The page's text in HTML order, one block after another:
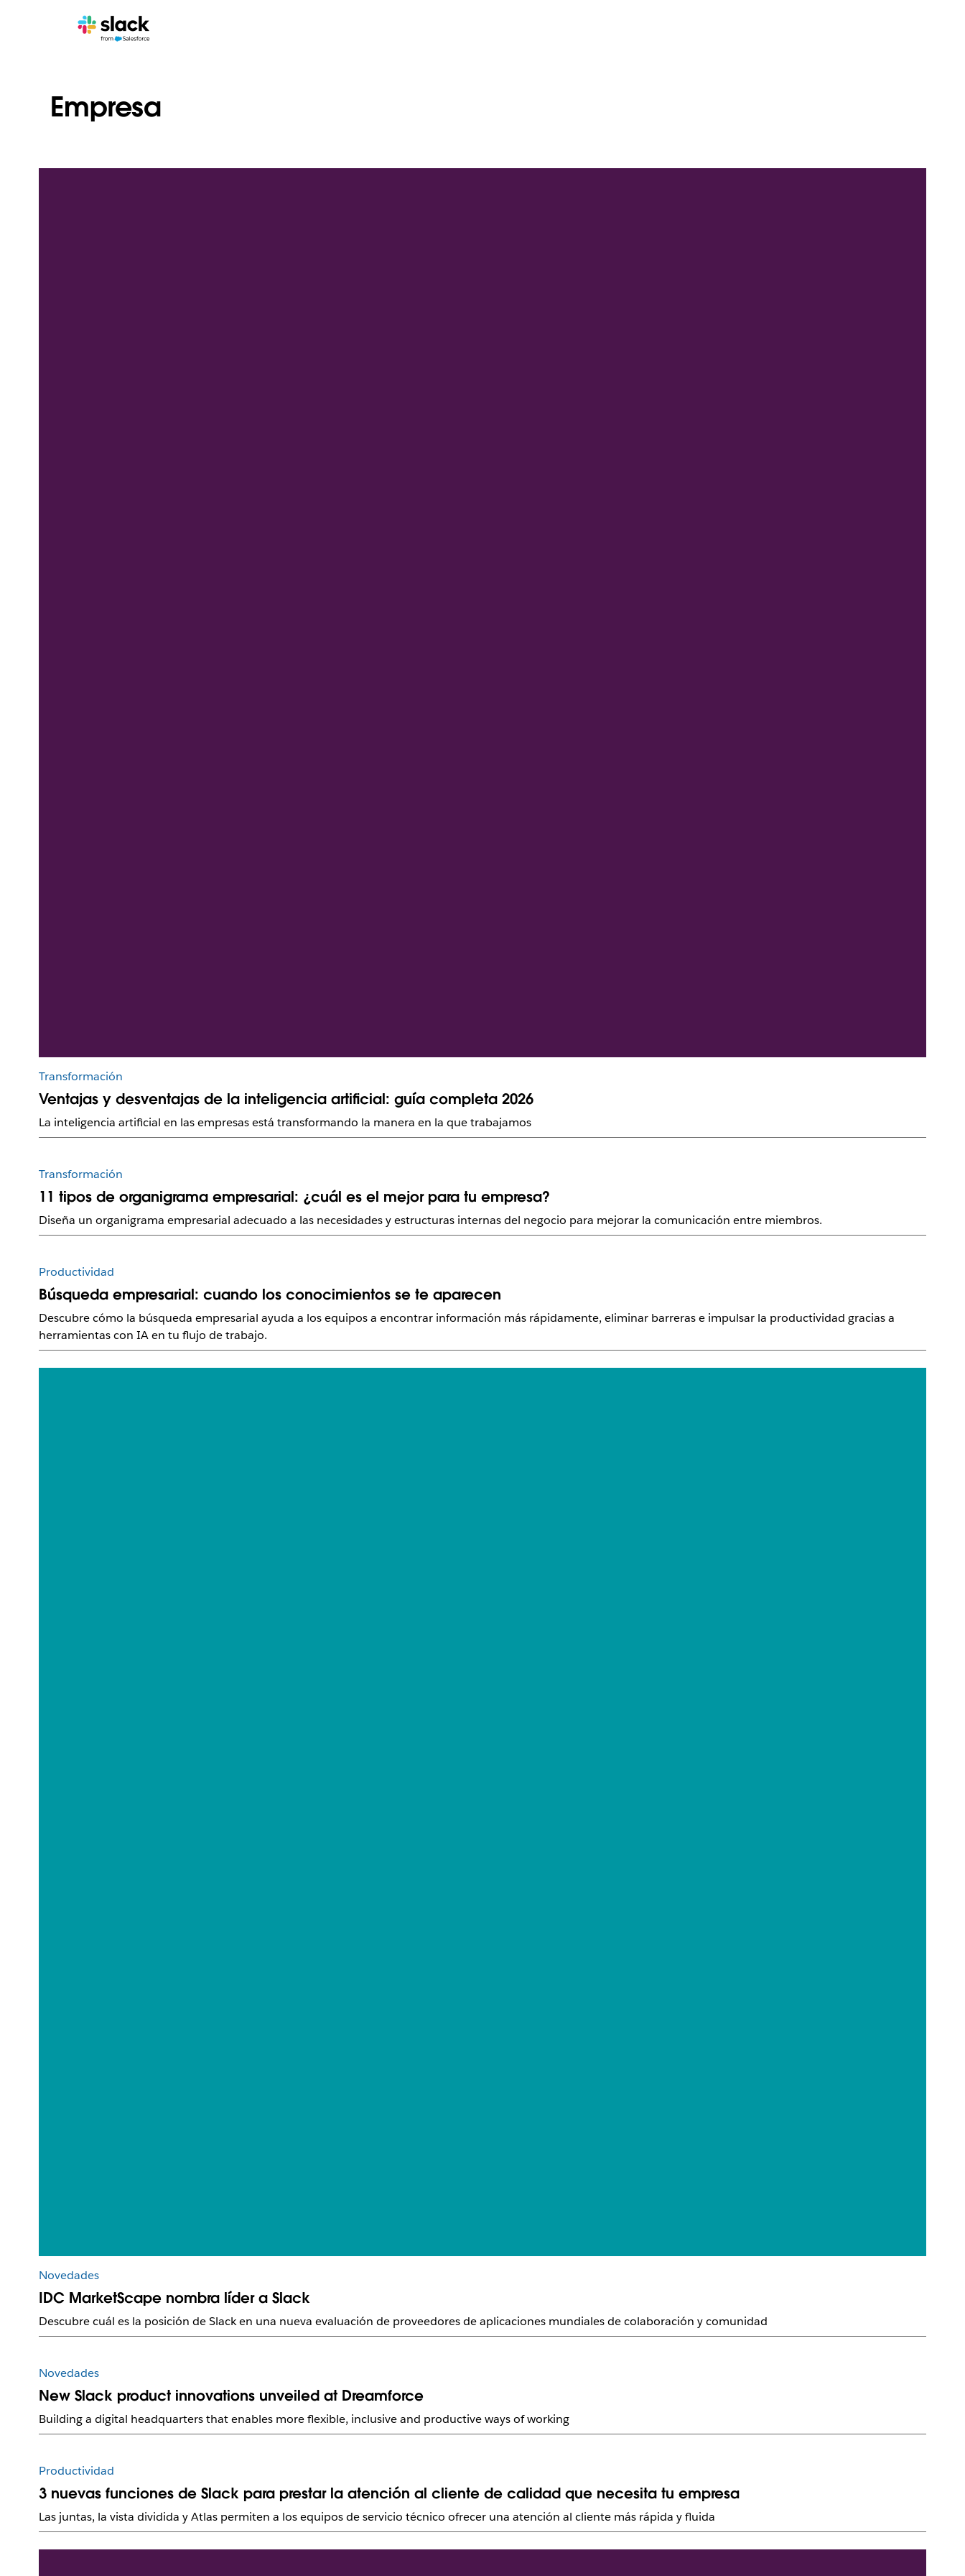
Empresa
Transformación
Ventajas y desventajas de la inteligencia artificial: guía completa 2026
La inteligencia artificial en las empresas está transformando la manera en la que trabajamos
Transformación
11 tipos de organigrama empresarial: ¿cuál es el mejor para tu empresa?
Diseña un organigrama empresarial adecuado a las necesidades y estructuras internas del negocio para mejorar la comunicación entre miembros.
Productividad
Búsqueda empresarial: cuando los conocimientos se te aparecen
Descubre cómo la búsqueda empresarial ayuda a los equipos a encontrar información más rápidamente, eliminar barreras e impulsar la productividad gracias a
herramientas con IA en tu flujo de trabajo.
Novedades
IDC MarketScape nombra líder a Slack
Descubre cuál es la posición de Slack en una nueva evaluación de proveedores de aplicaciones mundiales de colaboración y comunidad
Novedades
New Slack product innovations unveiled at Dreamforce
Building a digital headquarters that enables more flexible, inclusive and productive ways of working
Productividad
3 nuevas funciones de Slack para prestar la atención al cliente de calidad que necesita tu empresa
Las juntas, la vista dividida y Atlas permiten a los equipos de servicio técnico ofrecer una atención al cliente más rápida y fluida